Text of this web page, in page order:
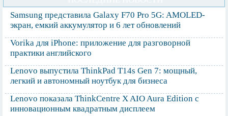
Samsung представила Galaxy F70 Pro 5G: AMOLED-
экран, емкий аккумулятор и 6 лет обновлений
Vorika для iPhone: приложение для разговорной
практики английского
Lenovo выпустила ThinkPad T14s Gen 7: мощный,
легкий и автономный ноутбук для бизнеса
Lenovo показала ThinkCentre X AIO Aura Edition с
инновационным квадратным дисплеем